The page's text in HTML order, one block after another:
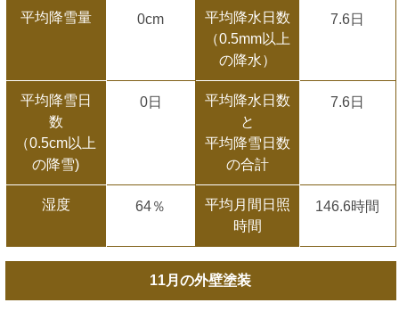
平均降雪量 0cm
平均降水日数
（0.5mm以上
の降水）
7.6日
平均降雪日
数
（0.5cm以上
の降雪)
0日
平均降水日数
と
平均降雪日数
の合計
7.6日
湿度 64％
平均月間日照
時間
146.6時間
11月の外壁塗装